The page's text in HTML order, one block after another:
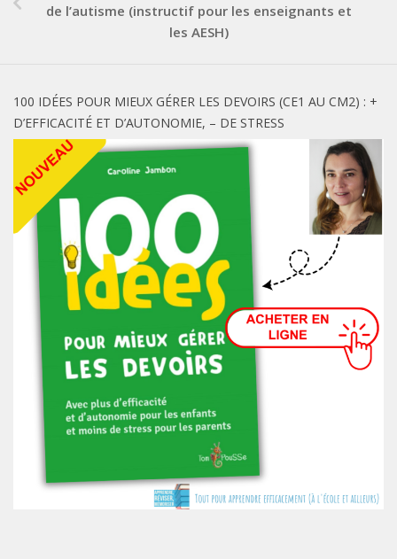
de l’autisme (instructif pour les enseignants et
les AESH)
100 IDÉES POUR MIEUX GÉRER LES DEVOIRS (CE1 AU CM2) : +
D’EFFICACITÉ ET D’AUTONOMIE, – DE STRESS